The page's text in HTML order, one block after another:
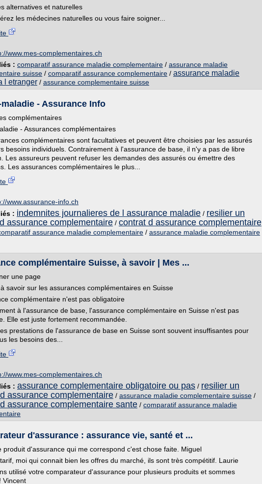
alternatives et naturelles
les médecines naturelles ou vous faire soigner...
www.mes-complementaires.ch
: comparatif assurance maladie complementaire / assurance maladie
suisse / comparatif assurance complementaire / assurance maladie
l etranger / assurance complementaire suisse
- Assurance Info
complémentaires
- Assurances complémentaires
complémentaires sont facultatives et peuvent être choisies par les assurés
besoins individuels. Contrairement à l'assurance de base, il n'y a pas de libre
Les assureurs peuvent refuser les demandes des assurés ou émettre des
Les assurances complémentaires le plus...
www.assurance-info.ch
: indemnites journalieres de l assurance maladie / resilier un
assurance complementaire / contrat d assurance complementaire
assurance maladie complementaire / assurance maladie complementaire
complémentaire Suisse, à savoir | Mes ...
une page
savoir sur les assurances complémentaires en Suisse
complémentaire n'est pas obligatoire
à l'assurance de base, l'assurance complémentaire en Suisse n'est pas
Elle est juste fortement recommandée.
prestations de l'assurance de base en Suisse sont souvent insuffisantes pour
les besoins des...
www.mes-complementaires.ch
: assurance complementaire obligatoire ou pas / resilier un
assurance complementaire / assurance maladie complementaire suisse /
assurance complementaire sante / comparatif assurance maladie
d'assurance : assurance vie, santé et ...
produit d'assurance qui me correspond c'est chose faite. Miguel
moi qui connait bien les offres du marché, ils sont très compétitif. Laurie
utilisé votre comparateur d'assurance pour plusieurs produits et sommes
Vincent